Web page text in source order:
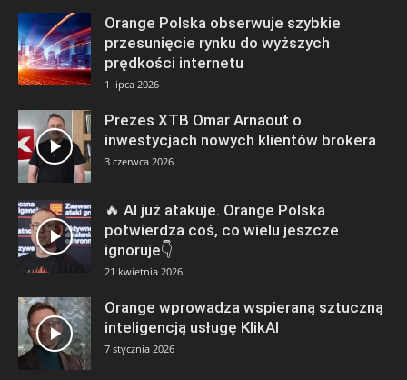
Orange Polska obserwuje szybkie
przesunięcie rynku do wyższych
prędkości internetu
1 lipca 2026
Prezes XTB Omar Arnaout o
inwestycjach nowych klientów brokera
3 czerwca 2026
🔥 AI już atakuje. Orange Polska
potwierdza coś, co wielu jeszcze
ignoruje👇
21 kwietnia 2026
Orange wprowadza wspieraną sztuczną
inteligencją usługę KlikAI
7 stycznia 2026